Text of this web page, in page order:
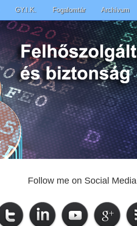
GY.I.K. Fogalomtár Archívum
Follow me on Social Media